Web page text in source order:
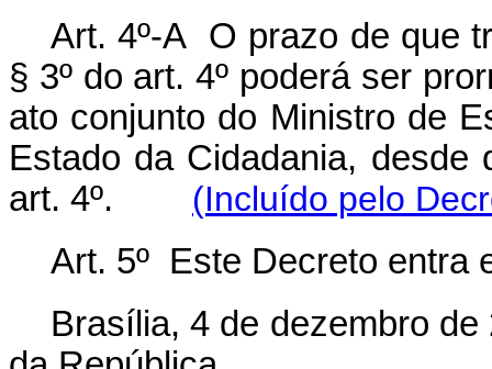
Art. 4º-A O prazo de que
§ 3º do art. 4º poderá ser
ato conjunto do Ministro de
Estado da Cidadania, desde
art. 4º. (Incluído pelo
Art. 5º Este Decreto entra
Brasília, 4 de dezembro de